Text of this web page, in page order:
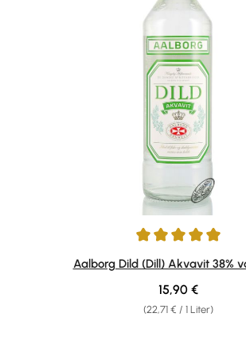
Durchschnittliche Bewertung von 5 von 5
Aalborg Dild (Dill) Akvavit 38%
(22,71 € / 1 Liter)
Regulärer Preis:
15,90 €